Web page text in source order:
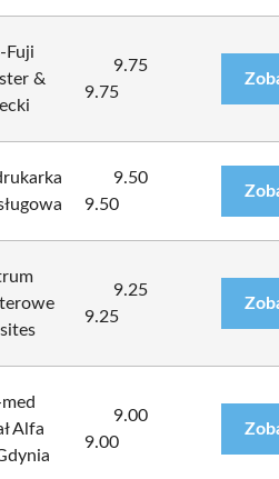
Fuji
&
9.75
9.75
9.50
9.50
9.25
9.25
Alfa
9.00
9.00